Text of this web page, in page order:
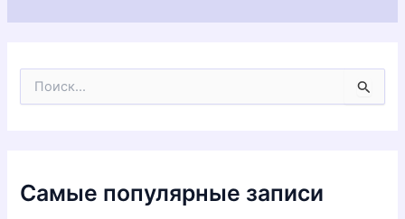
Самые популярные записи